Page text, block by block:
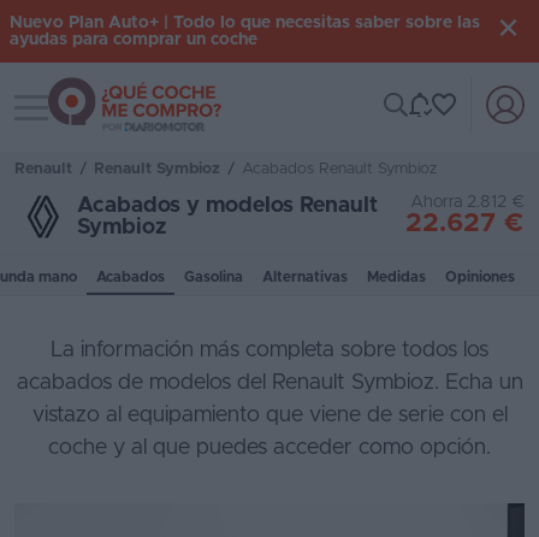
Iniciar
Inicio
Coches
Renting
Suscripción
Nuevo Plan Auto+ | Todo lo que necesitas saber sobre las
ayudas para comprar un coche
Toggle navigation
Renault / Renault Symbioz / Acabados Renault Symbioz
Acabados y modelos Renault
Symbioz
Ahorra 2.812 €
22.627 €
mano Acabados Gasolina Alternativas Medidas Opiniones
La información más completa sobre todos los
acabados de modelos del Renault Symbioz. Echa un
vistazo al equipamiento que viene de serie con el
coche y al que puedes acceder como opción.